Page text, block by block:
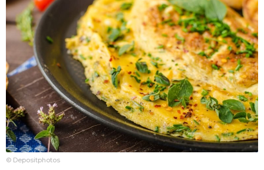
© Depositphotos